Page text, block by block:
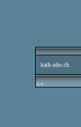
kath-zdw.ch
. .